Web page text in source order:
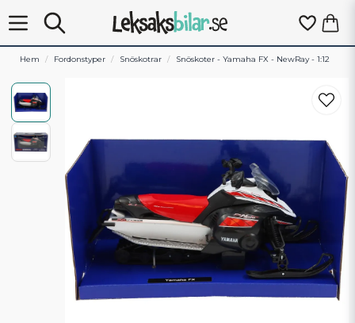
Hem Fordonstyper Snöskotrar Snöskoter - Yamaha FX - NewRay - 1:12